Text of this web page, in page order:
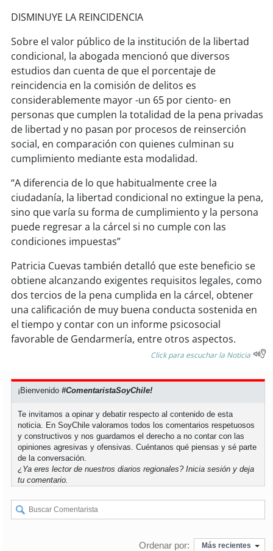
DISMINUYE LA REINCIDENCIA
Sobre el valor público de la institución de la libertad
condicional, la abogada mencionó que diversos
estudios dan cuenta de que el porcentaje de
reincidencia en la comisión de delitos es
considerablemente mayor -un 65 por ciento- en
personas que cumplen la totalidad de la pena privadas
de libertad y no pasan por procesos de reinserción
social, en comparación con quienes culminan su
cumplimiento mediante esta modalidad.
“A diferencia de lo que habitualmente cree la
ciudadanía, la libertad condicional no extingue la pena,
sino que varía su forma de cumplimiento y la persona
puede regresar a la cárcel si no cumple con las
condiciones impuestas”
Patricia Cuevas también detalló que este beneficio se
obtiene alcanzando exigentes requisitos legales, como
dos tercios de la pena cumplida en la cárcel, obtener
una calificación de muy buena conducta sostenida en
el tiempo y contar con un informe psicosocial
favorable de Gendarmería, entre otros aspectos.
Click para escuchar la Noticia
¡Bienvenido#ComentaristaSoyChile!
Te invitamos a opinar y debatir respecto al contenido de esta
noticia. En SoyChile valoramos todos los comentarios respetuosos
y constructivos y nos guardamos el derecho a no contar con las
opiniones agresivas y ofensivas. Cuéntanos qué piensas y sé parte
de la conversación.
¿Ya eres lector de nuestros diarios regionales?Inicia sesión y deja
tu comentario.
Ordenar por: Más recientes